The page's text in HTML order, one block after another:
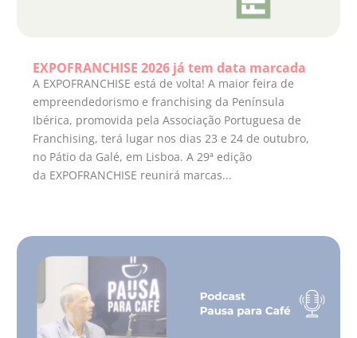
EXPOFRANCHISE 2026 já tem data marcada
A EXPOFRANCHISE está de volta! A maior feira de
empreendedorismo e franchising da Península
Ibérica, promovida pela Associação Portuguesa de
Franchising, terá lugar nos dias 23 e 24 de outubro,
no Pátio da Galé, em Lisboa. A 29ª edição
da EXPOFRANCHISE reunirá marcas...